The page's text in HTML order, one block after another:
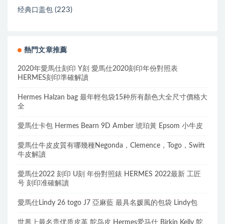
经典口盖包 (223)
熱門文章推薦
2020年愛馬仕刻印 Y刻 愛馬仕2020刻印年份對照表
HERMES刻印準確解讀
Hermes Halzan bag 最年輕包袋15种所有顏色大全尺寸價格大
全
愛馬仕卡包 Hermes Bearn 9D Amber 琥珀黃 Epsom 小牛皮
愛馬仕牛皮皮質有哪幾種Negonda，Clemence，Togo，Swift
牛皮解讀
愛馬仕2022 刻印 U刻 年份對照錶 HERMES 2022最新 工匠
号 刻印准確解讀
愛馬仕Lindy 26 togo J7 亞麻藍 最具名媛風的包袋 Lindy包
世界上最名贵优质皮革 鸵鸟皮 Hermes爱马仕 Birkin Kelly 鸵